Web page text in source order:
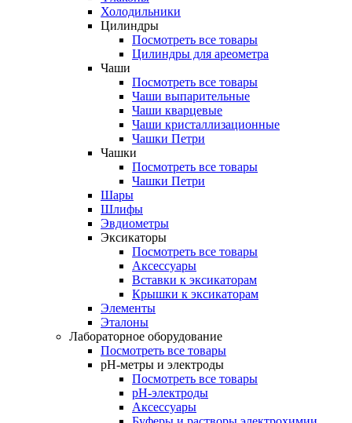
Холодильники
Цилиндры
Посмотреть все товары
Цилиндры для ареометра
Чаши
Посмотреть все товары
Чаши выпарительные
Чаши кварцевые
Чаши кристаллизационные
Чашки Петри
Чашки
Посмотреть все товары
Чашки Петри
Шары
Шлифы
Эвдиометры
Эксикаторы
Посмотреть все товары
Аксессуары
Вставки к эксикаторам
Крышки к эксикаторам
Элементы
Эталоны
Лабораторное оборудование
Посмотреть все товары
pH-метры и электроды
Посмотреть все товары
pH-электроды
Аксессуары